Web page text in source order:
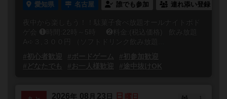
愛知県 名古屋 誰でも参加 連れ添い登録
夜中から楽しもう！！駄菓子食べ放題オールナイトボド
ゲ会 ❶時間:22時～5時 ❷料金:(税込価格) 飲み放題
A➪３,３００円 （ソフトドリンク飲み放題...
#初心者歓迎
#ボードゲーム
#初参加歓迎
#どなたでも
#お一人様歓迎 #途中抜けOK
2026年 08 月 23 日 日 曜日
1